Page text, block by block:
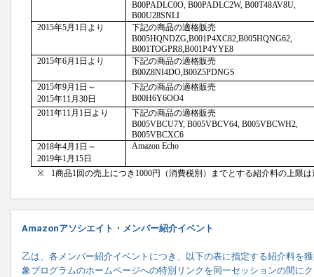
Amazonアソシエイト・メンバー紹介イベント
乙は、各メンバー紹介イベントにつき、以下の表に指定する紹介料を
象プログラムのホームページへの特別リンクを同一セッションの間に